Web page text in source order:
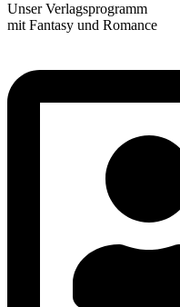
Unser Verlagsprogramm
mit Fantasy und Romance